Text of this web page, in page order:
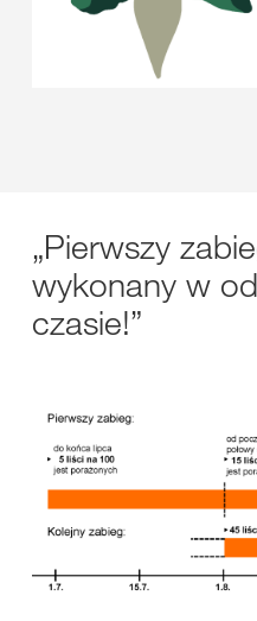
„Pierwszy
wykonany w
czasie!”